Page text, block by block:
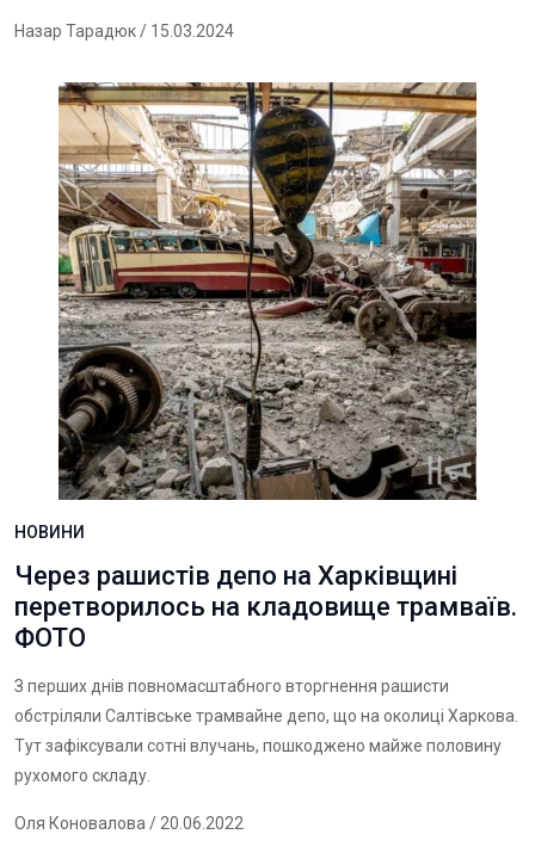
Назар Тарадюк/ 15.03.2024
НОВИНИ
Через рашистів депо на Харківщині
перетворилось на кладовище трамваїв.
ФОТО
З перших днів повномасштабного вторгнення рашисти
обстріляли Салтівське трамвайне депо, що на околиці Харкова.
Тут зафіксували сотні влучань, пошкоджено майже половину
рухомого складу.
Оля Коновалова / 20.06.2022